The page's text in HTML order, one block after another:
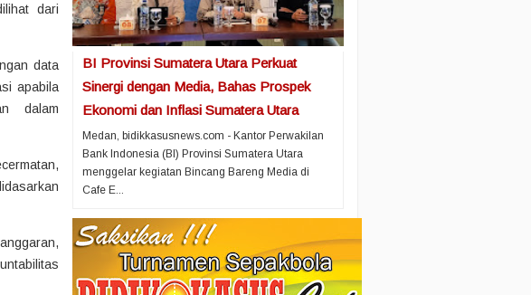
dari
data
apabila
dalam
BI Provinsi Sumatera Utara Perkuat
Sinergi dengan Media, Bahas Prospek
Ekonomi dan Inflasi Sumatera Utara
Medan, bidikkasusnews.com - Kantor Perwakilan
Bank Indonesia (BI) Provinsi Sumatera Utara
menggelar kegiatan Bincang Bareng Media di
Cafe E...